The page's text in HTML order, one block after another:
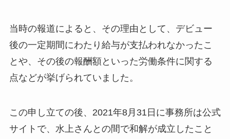
当時の報道によると、その理由として、デビュー
後の一定期間にわたり給与が支払われなかったこ
とや、その後の報酬額といった労働条件に関する
点などが挙げられていました。
この申し立ての後、2021年8月31日に事務所は公式
サイトで、水上さんとの間で和解が成立したこと